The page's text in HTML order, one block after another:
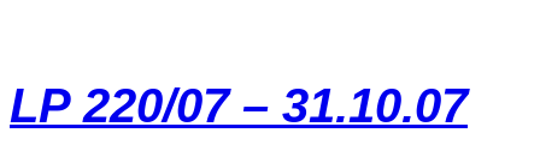
LP 220/07 – 31.10.07